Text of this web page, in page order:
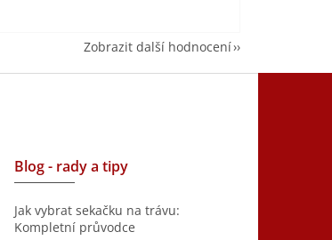
Zobrazit další hodnocení
Blog - rady a tipy
Jak vybrat sekačku na trávu:
Kompletní průvodce